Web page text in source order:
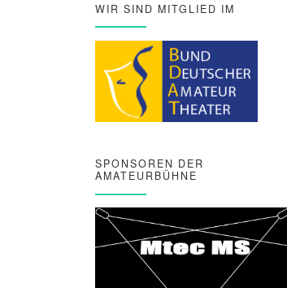
WIR SIND MITGLIED IM
SPONSOREN DER
AMATEURBÜHNE